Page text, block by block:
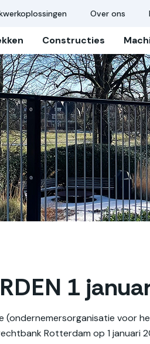
Over ons
Constructies
1
(ondernemersorganisatie voor
Rotterdam op 1